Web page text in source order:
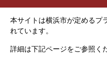
本サイトは横浜市が定めるプ
れています。
詳細は下記ページをご参照く